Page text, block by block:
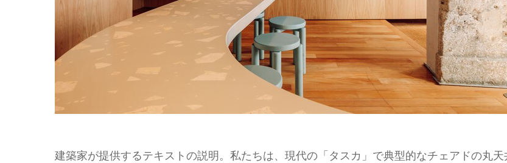
建築家が提供するテキストの説明。私たちは、現代の「タスカ」で典型的なチェアドの丸天